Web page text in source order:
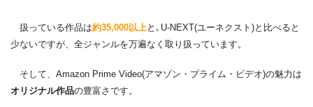
扱っている作品は約35,000以上と､U-NEXT(ユーネクスト)と比べると
少ないですが、全ジャンルを万遍なく取り扱っています。
そして、Amazon Prime Video(アマゾン・プライム・ビデオ)の魅力は
オリジナル作品の豊富さです。